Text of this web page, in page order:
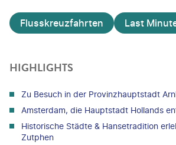
Flusskreuzfahrten Last
HIGHLIGHTS
Zu Besuch in der Provinzhauptstadt
Amsterdam, die Hauptstadt Hollands
Historische Städte & Hansetradition
Zutphen